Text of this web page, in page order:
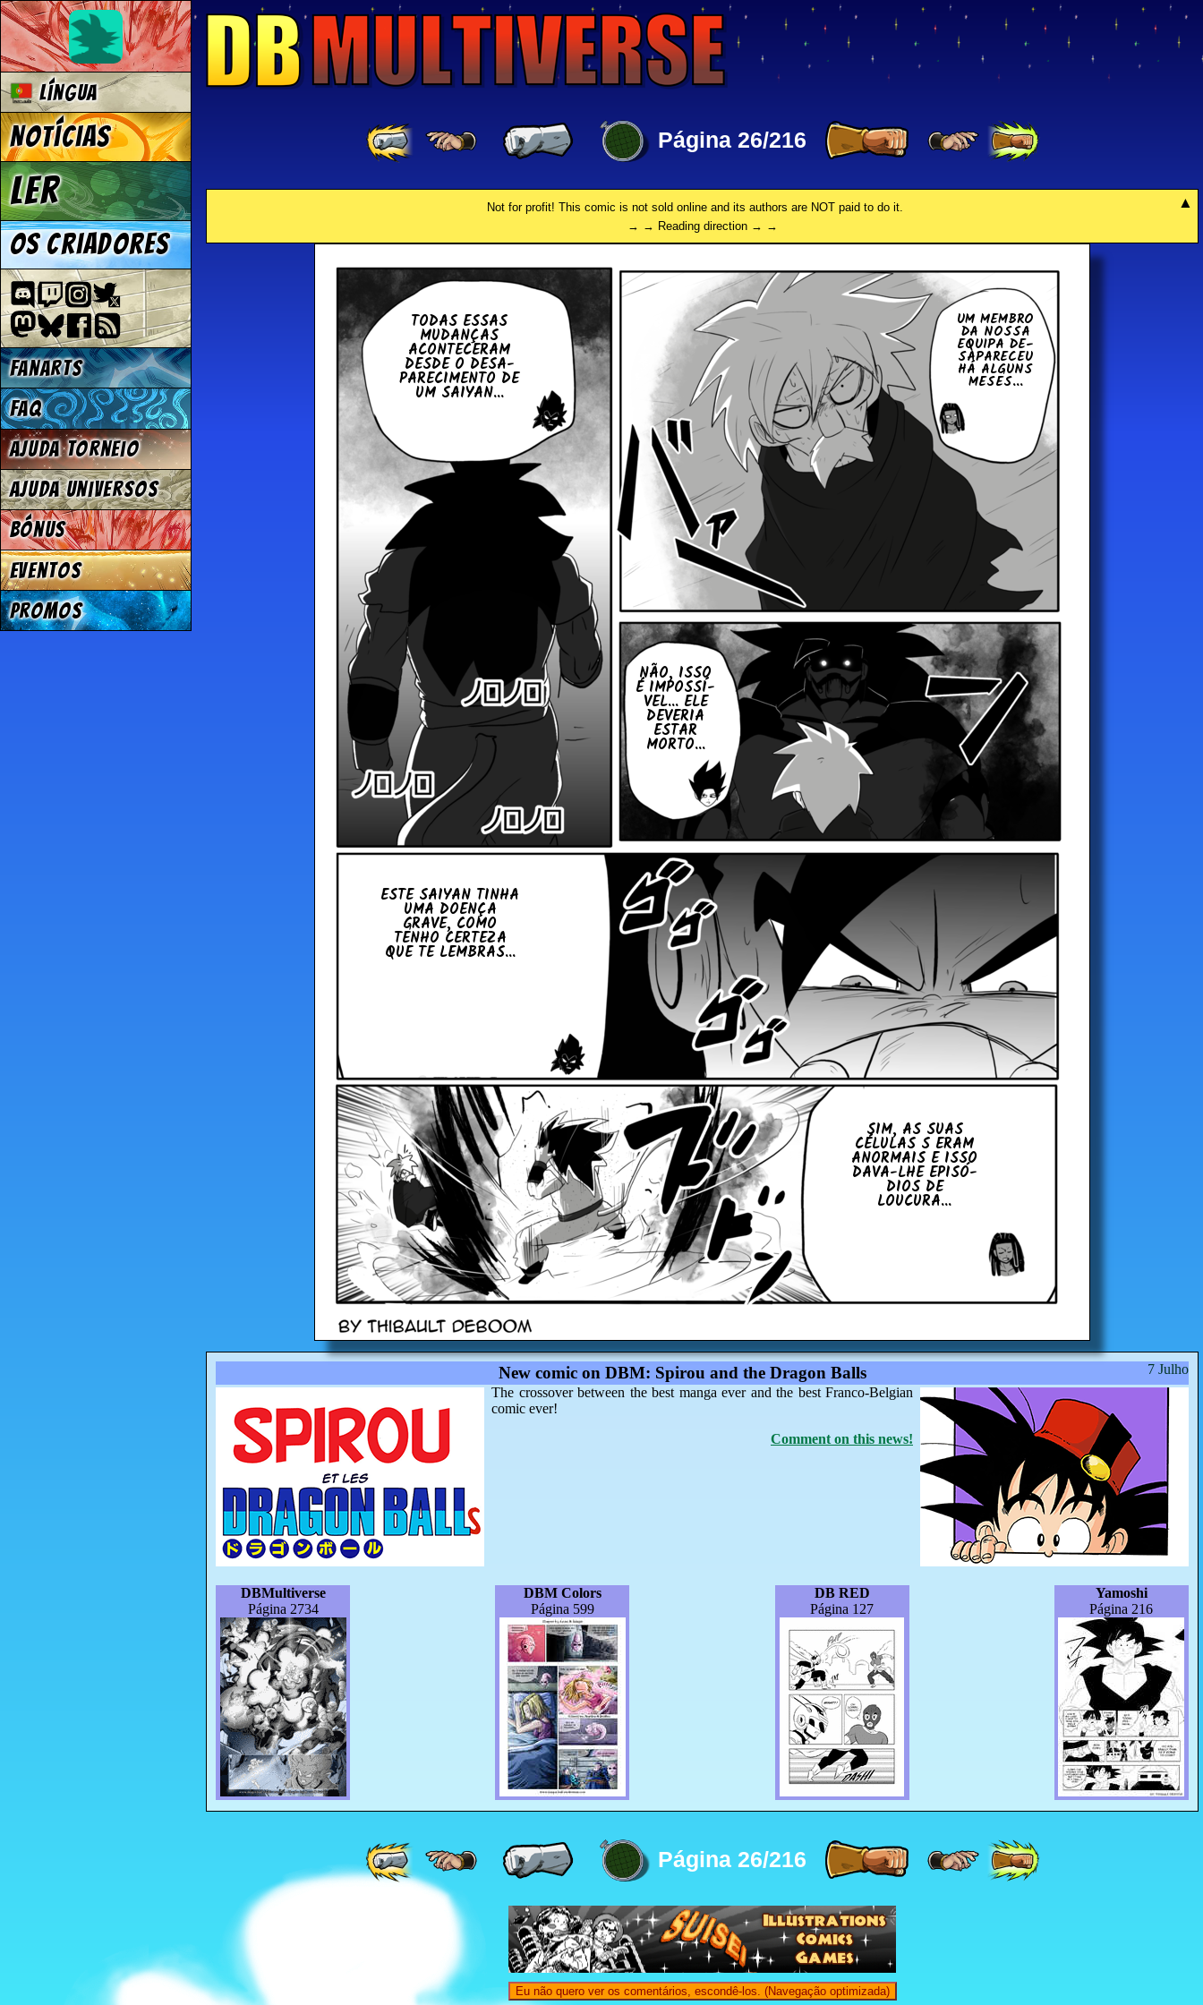
Página 26/216
Not for profit! This comic is not sold online and its authors are NOT paid to do it.
→ → Reading direction → →
TODAS ESSAS
MU­DAN­ÇAS
ACON­TE­CE­RAM
DESDE O DE­SA­
PA­RE­CI­MENTO DE
UM SAIYAN...
UM MEMBRO
DA NOSSA
EQUIPA DE­
SA­PA­RE­CEU
HÁ ALGUNS
MESES...
NÃO, ISSO
É IM­POS­SÍ­
VEL... ELE
DEVERIA
ESTAR
MORTO...
ESTE SAIYAN TINHA
UMA DOENÇA
GRAVE, COMO
TENHO CERTEZA
QUE TE LEMBRAS...
SIM, AS SUAS
CÉLULAS S ERAM
ANOR­MAIS E ISSO
DAVA-LHE EPI­SÓ­
DIOS DE
LOUCURA...
7 Julho
New comic on DBM: Spirou and the Dragon Balls
The crossover between the best manga ever and the best Franco-Belgian
comic ever!
Comment on this news!
DBMultiverse
Página 2734
DBM Colors
Página 599
DB RED
Página 127
Yamoshi
Página 216
Página 26/216
Eu não quero ver os comentários, escondê-los. (Navegação optimizada)
Língua
Notícias
Ler
Os criadores
Fanarts
FAQ
Ajuda Torneio
Ajuda Universos
Bónus
Eventos
Promos